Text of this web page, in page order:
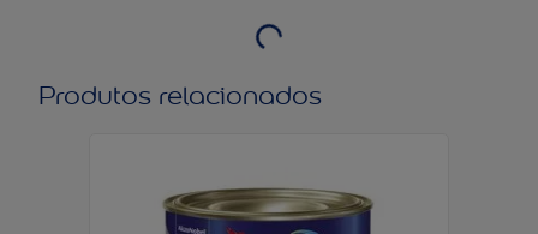
Produtos relacionados